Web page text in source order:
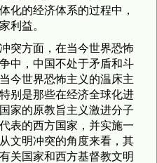
化的经济体系的过程中，
利益。
突方面，在当今世界恐怖
中，中国不处于矛盾和斗
今世界恐怖主义的温床主
别是那些在经济全球化进
家的原教旨主义激进分子
表的西方国家，并实施一
文明冲突的角度来看，其
关国家和西方基督教文明